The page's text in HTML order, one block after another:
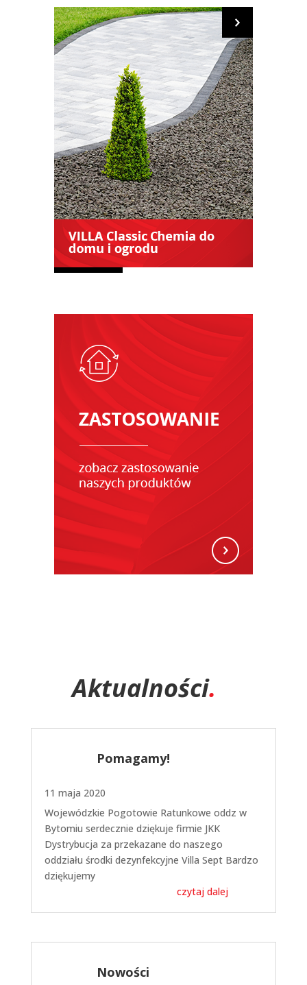
Aktualności.
Pomagamy!
11 maja 2020
Wojewódzkie Pogotowie Ratunkowe oddz w
Bytomiu serdecznie dziękuje firmie JKK
Dystrybucja za przekazane do naszego
oddziału środki dezynfekcyjne Villa Sept Bardzo
dziękujemy
czytaj dalej
Nowości